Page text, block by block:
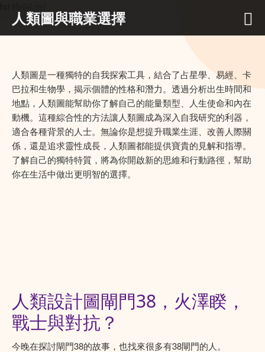
人類圖與職業選擇
人類圖是一種獨特的自我探索工具，結合了占星學、易經、卡
巴拉和生物學，揭示個體的性格和潛力。透過分析出生時間和
地點，人類圖能幫助你了解自己的能量類型、人生使命和內在
動機。這種綜合性的方法讓人類圖成為深入自我研究的利器，
適合各種背景的人士。無論你是想提升職業生涯、改善人際關
係，還是追求靈性成長，人類圖都能提供寶貴的見解和指導。
了解自己的獨特特質，將為你開啟新的思維和行動路徑，幫助
你在生活中做出更明智的選擇。
人類設計圖閘門38，火澤睽，
戰士與對抗？
今晚在探討閘門38的故事，也找來很多有38閘門的人。